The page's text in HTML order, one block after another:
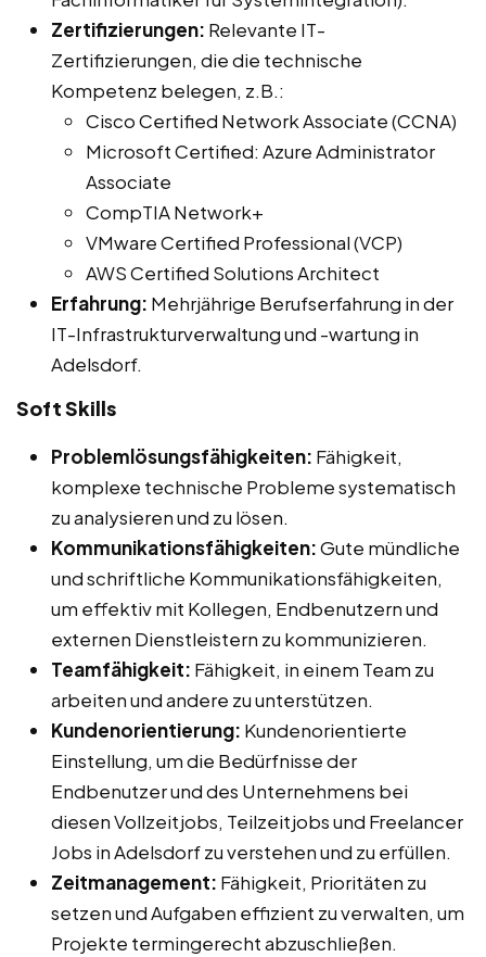
Zertifizierungen: Relevante IT-
Zertifizierungen, die die technische
Kompetenz belegen, z.B.:
Cisco Certified Network Associate (CCNA)
Microsoft Certified: Azure Administrator
Associate
CompTIA Network+
VMware Certified Professional (VCP)
AWS Certified Solutions Architect
Erfahrung: Mehrjährige Berufserfahrung in der
IT-Infrastrukturverwaltung und -wartung in
Adelsdorf.
Soft Skills
Problemlösungsfähigkeiten: Fähigkeit,
komplexe technische Probleme systematisch
zu analysieren und zu lösen.
Kommunikationsfähigkeiten:Gute mündliche
und schriftliche Kommunikationsfähigkeiten,
um effektiv mit Kollegen, Endbenutzern und
externen Dienstleistern zu kommunizieren.
Teamfähigkeit: Fähigkeit, in einem Team zu
arbeiten und andere zu unterstützen.
Kundenorientierung: Kundenorientierte
Einstellung, um die Bedürfnisse der
Endbenutzer und des Unternehmens bei
diesen Vollzeitjobs, Teilzeitjobs und Freelancer
Jobs in Adelsdorf zu verstehen und zu erfüllen.
Zeitmanagement: Fähigkeit, Prioritäten zu
setzen und Aufgaben effizient zu verwalten, um
Projekte termingerecht abzuschließen.